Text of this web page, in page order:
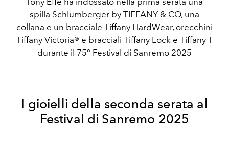
spilla Schlumberger by TIFFANY & CO, una
collana e un bracciale Tiffany HardWear, orecchini
Tiffany Victoria® e bracciali Tiffany Lock e Tiffany T
durante il 75° Festival di Sanremo 2025
I gioielli della seconda serata al
Festival di Sanremo 2025